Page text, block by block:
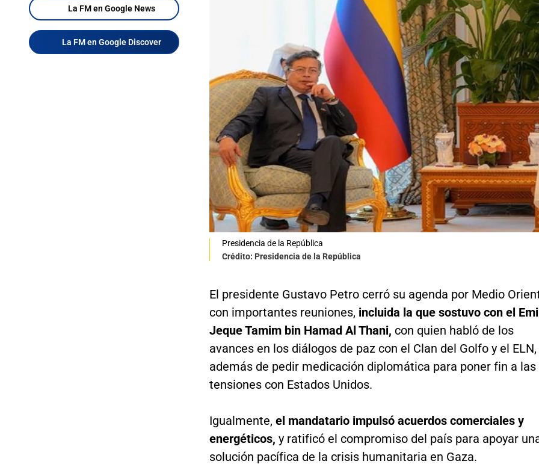
La FM en Google News
La FM en Google Discover
Presidencia de la República
Crédito: Presidencia de la República
​El presidente Gustavo Petro cerró su agenda por Medio
con importantes reuniones, incluida la que sostuvo con el
Jeque Tamim bin Hamad Al Thani, con quien habló de los
avances en los diálogos de paz con el Clan del Golfo y el ELN,
además de pedir medicación diplomática para poner fin a las
tensiones con Estados Unidos.
Igualmente, el mandatario impulsó acuerdos comerciales y
energéticos, y ratificó el compromiso del país para apoyar
solución pacífica de la crisis humanitaria en Gaza.